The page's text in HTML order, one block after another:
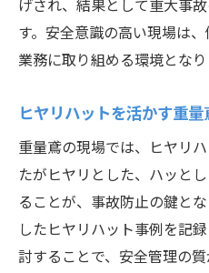
げされ、結果として重大事
す。安全意識の高い現場は
業務に取り組める環境となり
ヒヤリハットを活かす重
重量鳶の現場では、ヒヤリ
たがヒヤリとした、ハッと
ることが、事故防止の鍵と
したヒヤリハット事例を記
討することで、安全管理の質